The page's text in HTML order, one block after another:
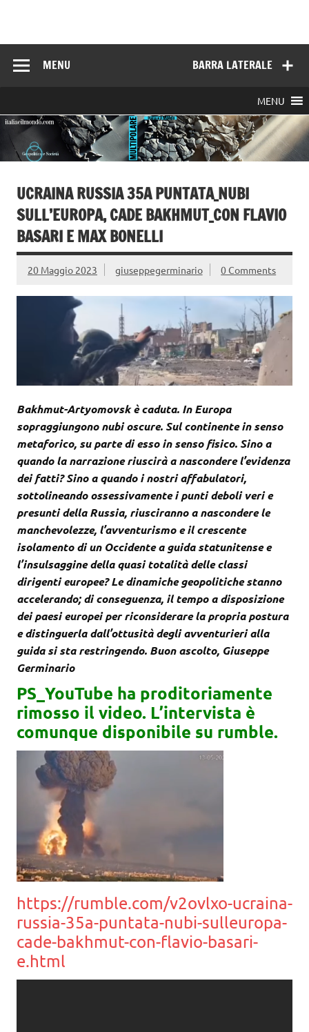
BARRA LATERALE
MENU
MENU
UCRAINA RUSSIA 35A PUNTATA_NUBI
SULL’EUROPA, CADE BAKHMUT_CON FLAVIO
BASARI E MAX BONELLI
20 Maggio 2023 giuseppegerminario 0 Comments
Bakhmut-Artyomovsk è caduta. In Europa
sopraggiungono nubi oscure. Sul continente in senso
metaforico, su parte di esso in senso fisico. Sino a
quando la narrazione riuscirà a nascondere l’evidenza
dei fatti? Sino a quando i nostri affabulatori,
sottolineando ossessivamente i punti deboli veri e
presunti della Russia, riusciranno a nascondere le
manchevolezze, l’avventurismo e il crescente
isolamento di un Occidente a guida statunitense e
l’insulsaggine della quasi totalità delle classi
dirigenti europee? Le dinamiche geopolitiche stanno
accelerando; di conseguenza, il tempo a disposizione
dei paesi europei per riconsiderare la propria postura
e distinguerla dall’ottusità degli avventurieri alla
guida si sta restringendo. Buon ascolto, Giuseppe
Germinario
PS_YouTube ha proditoriamente
rimosso il video. L’intervista è
comunque disponibile su rumble.
https://rumble.com/v2ovlxo-ucraina-
russia-35a-puntata-nubi-sulleuropa-
cade-bakhmut-con-flavio-basari-
e.html